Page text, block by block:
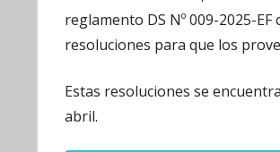
reglamento DS Nº 009-2025-
resoluciones para que los
Estas resoluciones se
abril.